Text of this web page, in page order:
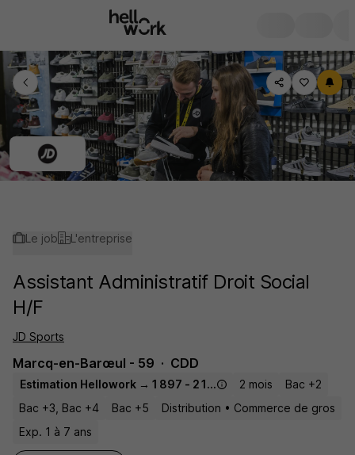
Le job L'entreprise
Assistant Administratif Droit Social
H/F
JD Sports
Marcq-en-Barœul - 59 CDD
Estimation Hellowork → 1 897 - 2 196 € / mois
2 mois
Bac +2
Bac +3, Bac +4
Bac +5
Distribution • Commerce de gros
Exp. 1 à 7 ans